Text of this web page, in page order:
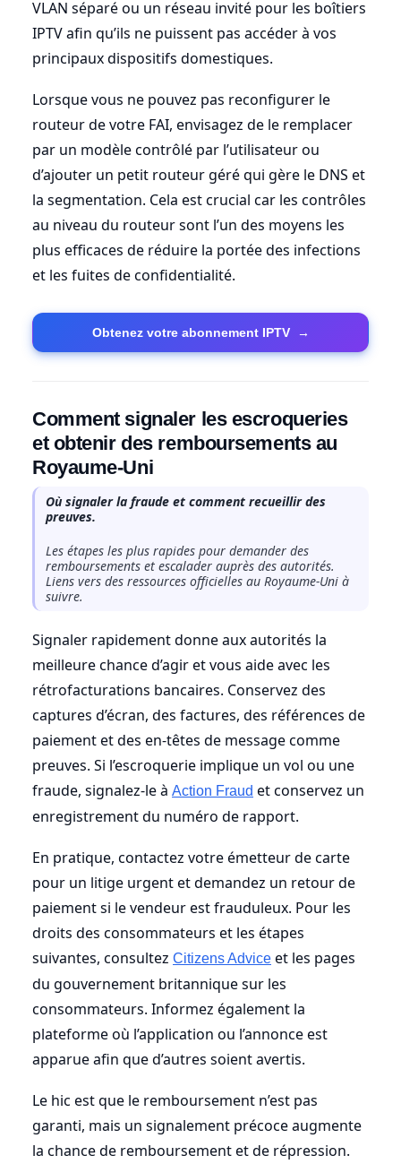
VLAN séparé ou un réseau invité pour les boîtiers
IPTV afin qu’ils ne puissent pas accéder à vos
principaux dispositifs domestiques.
Lorsque vous ne pouvez pas reconfigurer le
routeur de votre FAI, envisagez de le remplacer
par un modèle contrôlé par l’utilisateur ou
d’ajouter un petit routeur géré qui gère le DNS et
la segmentation. Cela est crucial car les contrôles
au niveau du routeur sont l’un des moyens les
plus efficaces de réduire la portée des infections
et les fuites de confidentialité.
Obtenez votre abonnement IPTV →
Comment signaler les escroqueries
et obtenir des remboursements au
Royaume-Uni
Où signaler la fraude et comment recueillir des
preuves.
Les étapes les plus rapides pour demander des
remboursements et escalader auprès des autorités.
Liens vers des ressources officielles au Royaume-Uni à
suivre.
Signaler rapidement donne aux autorités la
meilleure chance d’agir et vous aide avec les
rétrofacturations bancaires. Conservez des
captures d’écran, des factures, des références de
paiement et des en-têtes de message comme
preuves. Si l’escroquerie implique un vol ou une
fraude, signalez-le à Action Fraud et conservez un
enregistrement du numéro de rapport.
En pratique, contactez votre émetteur de carte
pour un litige urgent et demandez un retour de
paiement si le vendeur est frauduleux. Pour les
droits des consommateurs et les étapes
suivantes, consultez Citizens Advice et les pages
du gouvernement britannique sur les
consommateurs. Informez également la
plateforme où l’application ou l’annonce est
apparue afin que d’autres soient avertis.
Le hic est que le remboursement n’est pas
garanti, mais un signalement précoce augmente
la chance de remboursement et de répression.